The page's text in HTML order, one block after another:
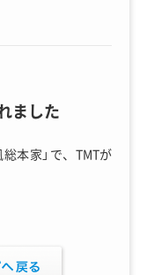
ました
本家」で、TMTが